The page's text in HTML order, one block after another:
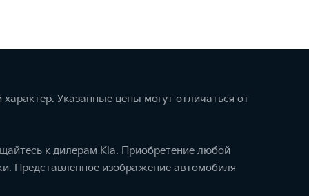
Указанные цены могут отличаться от
к дилерам Kia. Приобретение любой
Представленное изображение автомобиля